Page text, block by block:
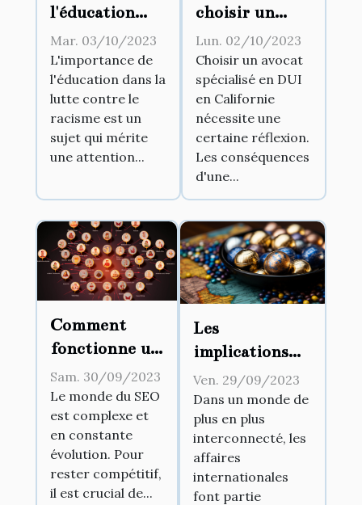
l'éducation
dans la lutte
contre le
racisme
Mar. 03/10/2023
L'importance de
l'éducation dans la
lutte contre le
racisme est un
sujet qui mérite
une attention...
choisir un
avocat
spécialisé en
DUI en
Californie
Lun. 02/10/2023
Choisir un avocat
spécialisé en DUI
en Californie
nécessite une
certaine réflexion.
Les conséquences
d'une...
Comment
fonctionne un
extracteur de
sitemap et
pourquoi est-
il essentiel
pour le SEO ?
Sam. 30/09/2023
Le monde du SEO
est complexe et
en constante
évolution. Pour
rester compétitif,
il est crucial de...
Les
implications
juridiques des
affaires
internationales
Ven. 29/09/2023
Dans un monde de
plus en plus
interconnecté, les
affaires
internationales
font partie